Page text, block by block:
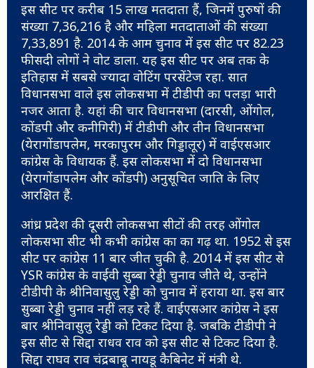
इस सीट पर करीब 15 लाख मतदाता हैं, जिनमें पुरुषों की
संख्या 7,36,216 है और महिला मतदाताओं की संख्या
7,33,891 है. 2014 के आम चुनाव में इस सीट पर 82.23
फीसदी लोगों ने वोट डाला. यह इस सीट पर अब तक के
इतिहास में सबसे ज्यादा वोटिंग परसेंटेज रहा. सात
विधानसभा वाले इस लोकसभा में टीडीपी का पलड़ा भारी
नजर आता है. यहां की चार विधानसभा (दारसी, ओंगोल,
कोंडपी और कनीगिरी) में टीडीपी और तीन विधानसभा
(येरागोंडापलेम, मरकापुरम और गिड्डालूर) में वाईएसआर
कांग्रेस के विधायक हैं. इस लोकसभा में दो विधानसभा
(येरागोंडापलेम और कोंडपी) अनुसूचित जाति के लिए
आरक्षित हैं.
आंध्र प्रदेश की दूसरी लोकसभा सीटों की तरह ओंगोल
लोकसभा सीट भी कभी कांग्रेस का का गढ़ था. 1952 से इस
सीट पर कांग्रेस 11 बार जीत चुकी है. 2014 में इस सीट से
YSR कांग्रेस के वाईवी सुब्बा रेड्डी चुनाव जीते थे, उन्होंने
टीडीपी के श्रीनिवासुलु रेड्डी को चुनाव में हराया था. इस बार
सुब्बा रेड्डी चुनाव नहीं लड़ रहे हैं. वाईएसआर कांग्रेस ने इस
बार श्रीनिवासुलु रेड्डी को टिकट दिया है. जबकि टीडीपी ने
इस सीट से सिद्दा राधव राव को इस सीट से टिकट दिया है.
सिद्दा राघव राव चंद्रबाबू नायडू कैबिनेट में मंत्री थे.